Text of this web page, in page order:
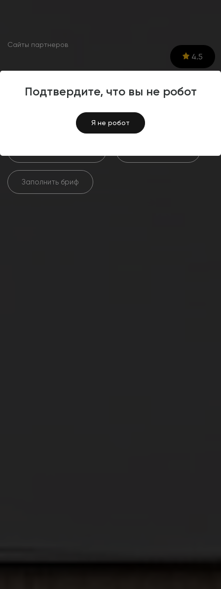
Подтвердите, что вы не робот
Я не робот
Сайты партнеров
Разработка сайта для
торгового дома «Школьник»
Заполнить бриф
4.5